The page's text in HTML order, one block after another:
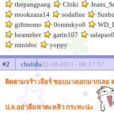
thepangpang
Chiki
mookzaza14
sodafine
giftmomo
0ominkyo0
beamzber
garin107
minidoc
yoppy
#2 chulida22-10-2011 - 00:17:57
ติดตามจร้า เจียร์ ชอบนางเอกมากเลย
ป.ล.อย่าลืมหาตะหลิว กระทะน่ะ